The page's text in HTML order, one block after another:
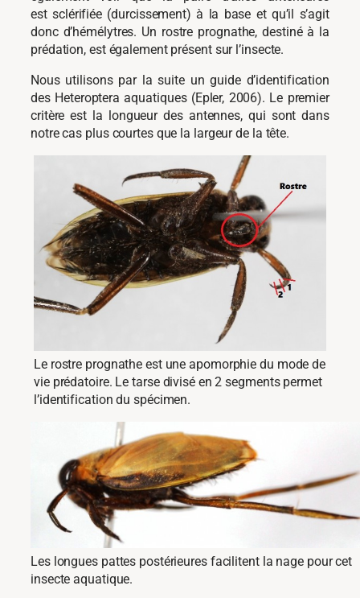
est sclérifiée (durcissement) à la base et qu’il s’agit
donc d’hémélytres. Un rostre prognathe, destiné à la
prédation, est également présent sur l’insecte.
Nous utilisons par la suite un guide d’identification
des Heteroptera aquatiques (Epler, 2006). Le premier
critère est la longueur des antennes, qui sont dans
notre cas plus courtes que la largeur de la tête.
Le rostre prognathe est une apomorphie du mode de
vie prédatoire. Le tarse divisé en 2 segments permet
l’identification du spécimen.
Les longues pattes postérieures facilitent la nage pour cet
insecte aquatique.